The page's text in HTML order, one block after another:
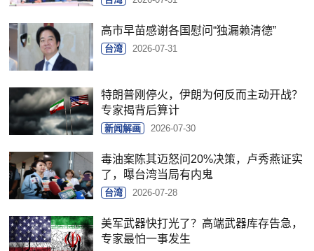
高市早苗感谢各国慰问“独漏赖清德”
台湾 2026-07-31
特朗普刚停火，伊朗为何反而主动开战？
专家揭背后算计
新闻解画 2026-07-30
毒油案陈其迈怒问20%决策，卢秀燕证实
了，曝台湾当局有内鬼
台湾 2026-07-28
美军武器快打光了？高端武器库存告急，
专家最怕一事发生